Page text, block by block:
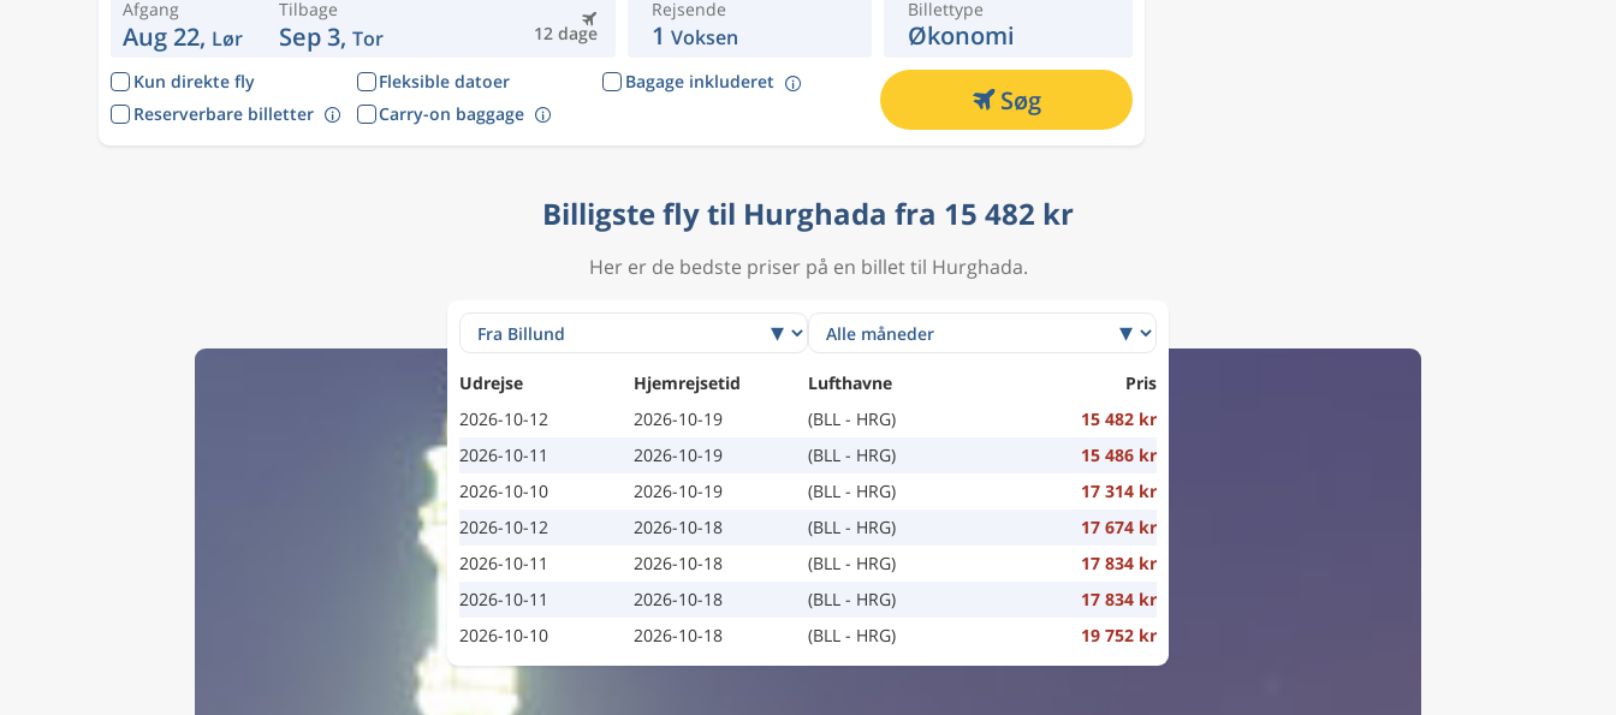
Afgang
Aug 22, Lør 12 dage
Tilbage
Sep 3, Tor
Rejsende
1 Voksen
Billettype
Økonomi
Kun direkte fly Fleksible datoer
Bagage inkluderet
Reserverbare billetter
Carry-on baggage Søg
Billigste fly til Hurghada fra 15 482 kr
Her er de bedste priser på en billet til Hurghada.
Udrejse Hjemrejsetid Lufthavne
Pris
2026-10-12
2026-10-19 (BLL - HRG)
15 482 kr
2026-10-11
2026-10-19 (BLL - HRG)
15 486 kr
2026-10-10
2026-10-19 (BLL - HRG)
17 314 kr
2026-10-12
2026-10-18 (BLL - HRG)
17 674 kr
2026-10-11
2026-10-18 (BLL - HRG)
17 834 kr
2026-10-11
2026-10-18 (BLL - HRG)
17 834 kr
2026-10-10
2026-10-18 (BLL - HRG) 19 752 kr